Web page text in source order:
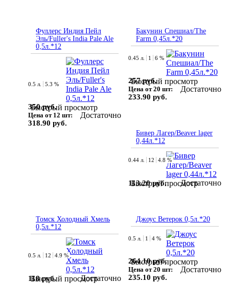
Фуллерс Индия Пейл
Эль/Fuller's India Pale Ale
0,5л.*12
Быстрый просмотр
0.5 л. 5.3 %
350 руб.
Цена от 12 шт:
318.90 руб.
Достаточно
Бакунин Спешиал/The
Farm 0,45л.*20
Быстрый просмотр
0.45 л. 1 6 %
257 руб.
Цена от 20 шт:
233.90 руб.
Достаточно
Бивер Лагер/Beaver lager
0,44л.*12
Быстрый просмотр
0.44 л. 12 4.8 %
113.20 руб. Достаточно
Томск Холодный Хмель
0,5л.*12
Быстрый просмотр
0.5 л. 12 4.9 %
118 руб. Достаточно
Джоус Ветерок 0,5л.*20
Быстрый просмотр
0.5 л. 1 4 %
264.10 руб.
Цена от 20 шт:
235.10 руб.
Достаточно